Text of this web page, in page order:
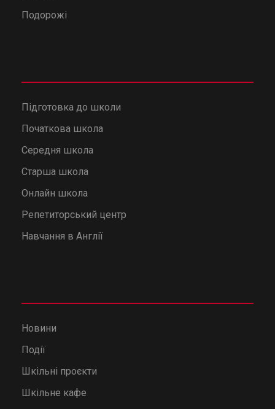
Подорожі
Підготовка до школи
Початкова школа
Середня школа
Старша школа
Онлайн школа
Репетиторський центр
Навчання в Англії
Новини
Події
Шкільні проєкти
Шкільне кафе